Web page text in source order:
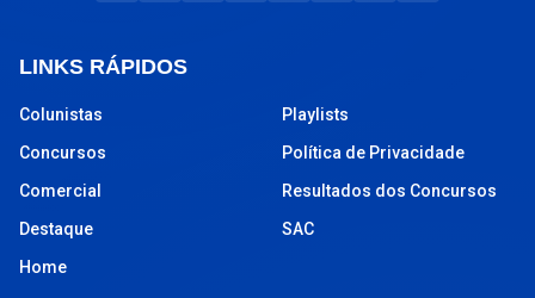
LINKS RÁPIDOS
Colunistas
Concursos
Comercial
Destaque
Home
Playlists
Política de Privacidade
Resultados dos Concursos
SAC